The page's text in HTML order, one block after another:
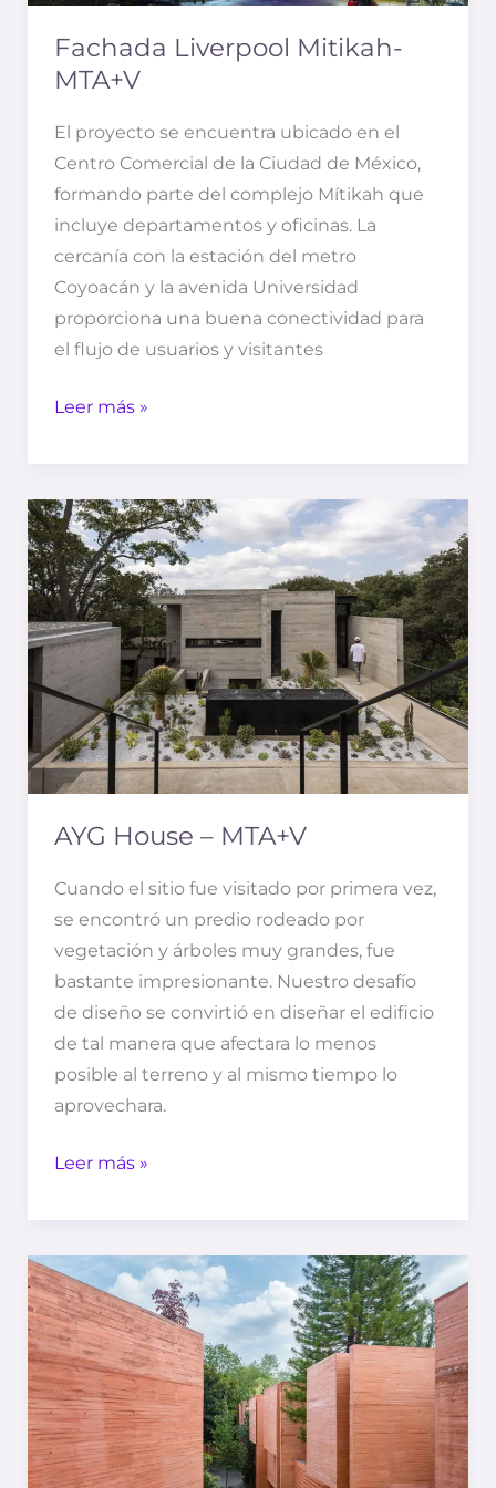
Fachada Liverpool Mitikah-
MTA+V
El proyecto se encuentra ubicado en el
Centro Comercial de la Ciudad de México,
formando parte del complejo Mítikah que
incluye departamentos y oficinas. La
cercanía con la estación del metro
Coyoacán y la avenida Universidad
proporciona una buena conectividad para
el flujo de usuarios y visitantes
Leer más »
AYG House – MTA+V
Cuando el sitio fue visitado por primera vez,
se encontró un predio rodeado por
vegetación y árboles muy grandes, fue
bastante impresionante. Nuestro desafío
de diseño se convirtió en diseñar el edificio
de tal manera que afectara lo menos
posible al terreno y al mismo tiempo lo
aprovechara.
AYG
house
–
MTA+V
Leer más »
Real
de
los
reyes
MTA+V